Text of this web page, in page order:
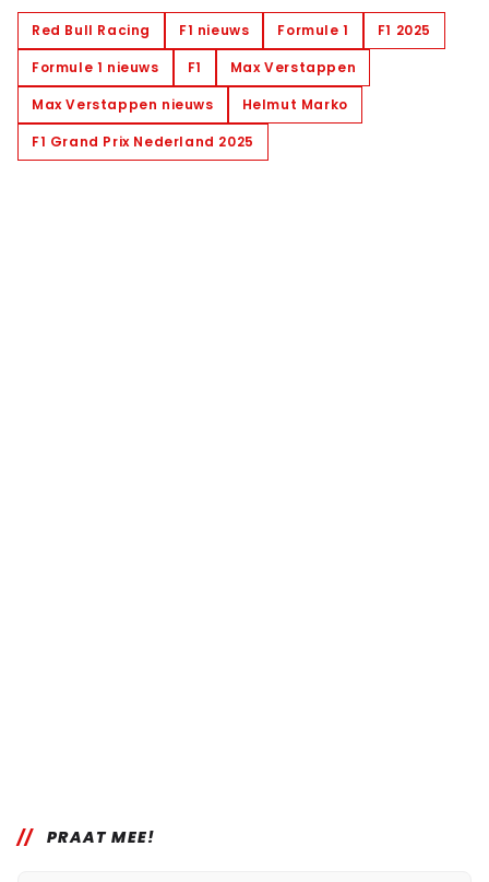
Red Bull Racing F1 nieuws Formule 1
F1 2025
Formule 1 nieuws
F1
Max Verstappen
Max Verstappen nieuws
Helmut Marko
F1 Grand Prix Nederland 2025
PRAAT MEE!